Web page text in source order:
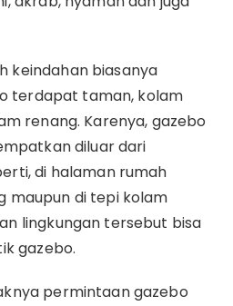
keindahan biasanya
terdapat taman, kolam
renang. Karenya, gazebo
diluar dari
di halaman rumah
maupun di tepi kolam
lingkungan tersebut bisa
gazebo.
permintaan gazebo